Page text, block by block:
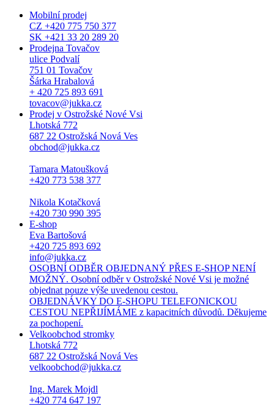
Mobilní prodej
CZ +420 775 750 377
SK +421 33 20 289 20
Prodejna Tovačov
ulice Podvalí
751 01 Tovačov
Šárka Hrabalová
+ 420 725 893 691
tovacov@jukka.cz
Prodej v Ostrožské Nové Vsi
Lhotská 772
687 22 Ostrožská Nová Ves
obchod@jukka.cz
Tamara Matoušková
+420 773 538 377
Nikola Kotačková
+420 730 990 395
E-shop
Eva Bartošová
+420 725 893 692
info@jukka.cz
OSOBNÍ ODBĚR OBJEDNANÝ PŘES E-SHOP NENÍ
MOŽNÝ. Osobní odběr v Ostrožské Nové Vsi je možné
objednat pouze výše uvedenou cestou.
OBJEDNÁVKY DO E-SHOPU TELEFONICKOU
CESTOU NEPŘIJÍMÁME z kapacitních důvodů. Děkujeme
za pochopení.
Velkoobchod stromky
Lhotská 772
687 22 Ostrožská Nová Ves
velkoobchod@jukka.cz
Ing. Marek Mojdl
+420 774 647 197